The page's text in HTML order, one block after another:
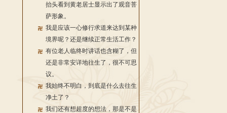
抬头看到黄老居士显示出了观音菩
萨形象。
我是应该一心修行求道来达到某种
境界呢？还是继续正常生活工作？
有位老人临终时讲话也含糊了，但
还是非常安详地往生了，很不可思
议。
我始终不明白，到底是什么去往生
净土了？
我们还有想超度的想法，那是不是